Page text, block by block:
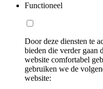
Functioneel
Door deze diensten te
bieden die verder gaan
website comfortabel
gebruiken we de
website: